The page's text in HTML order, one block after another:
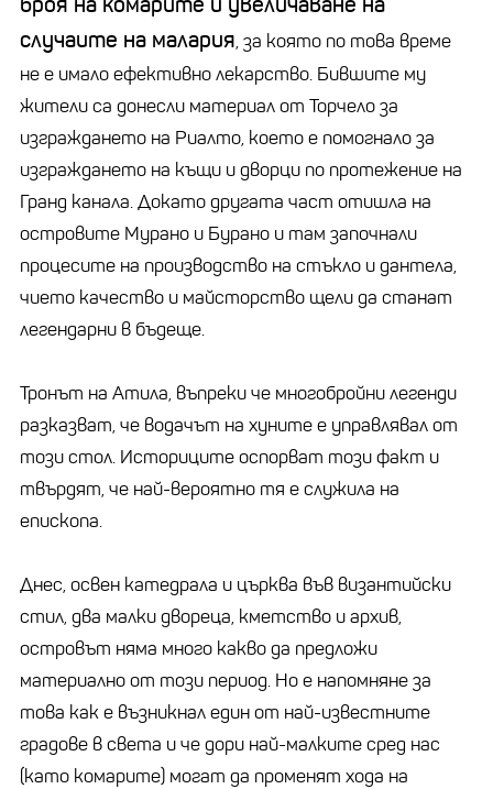
случаите на малария, за която по това време
не е имало ефективно лекарство. Бившите му
жители са донесли материал от Торчело за
изграждането на Риалто, което е помогнало за
изграждането на къщи и дворци по протежение на
Гранд канала. Докато другата част отишла на
островите Мурано и Бурано и там започнали
процесите на производство на стъкло и дантела,
чието качество и майсторство щели да станат
легендарни в бъдеще.
Тронът на Атила, въпреки че многобройни легенди
разказват, че водачът на хуните е управлявал от
този стол. Историците оспорват този факт и
твърдят, че най-вероятно тя е служила на
епископа.
Днес, освен катедрала и църква във византийски
стил, два малки двореца, кметство и архив,
островът няма много какво да предложи
материално от този период. Но е напомняне за
това как е възникнал един от най-известните
градове в света и че дори най-малките сред нас
(като комарите) могат да променят хода на